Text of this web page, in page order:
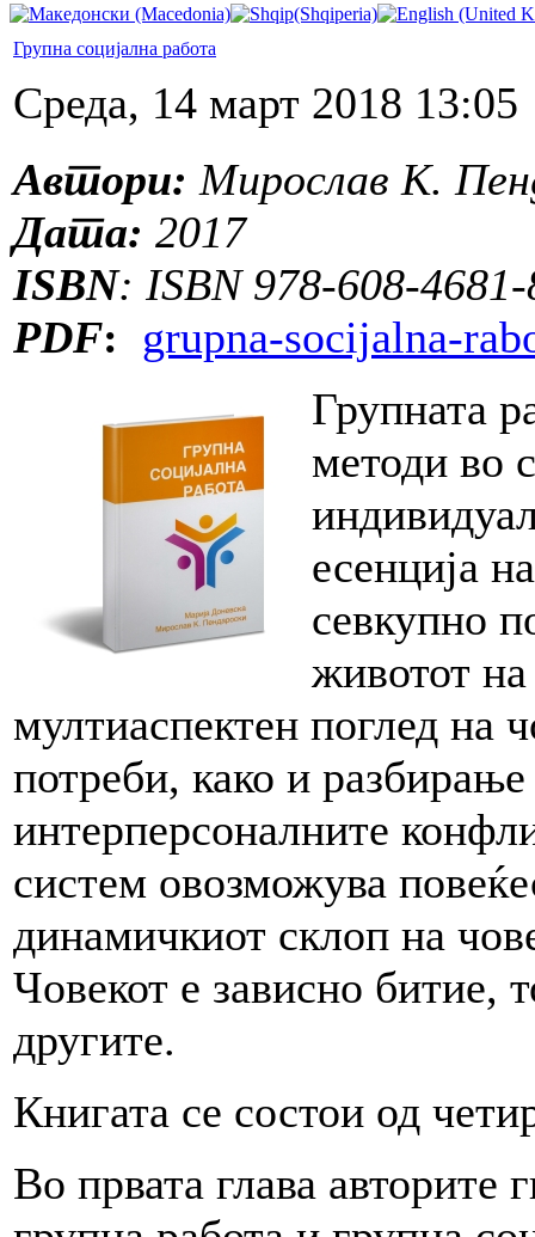
Групна социјална работа
Среда, 14 март 2018 13:05
Автори: Мирослав К.
Дата: 2017
ISBN: ISBN 978-608-
PDF: grupna-socijalna-
Групната
методи во
есенција
севкупно
животот
мултиаспектен поглед на
потреби, како и
интерперсоналните
систем овозможува
динамичкиот склоп на
Човекот е зависно битие,
другите.
Книгата се состои од
Во првата глава авторите